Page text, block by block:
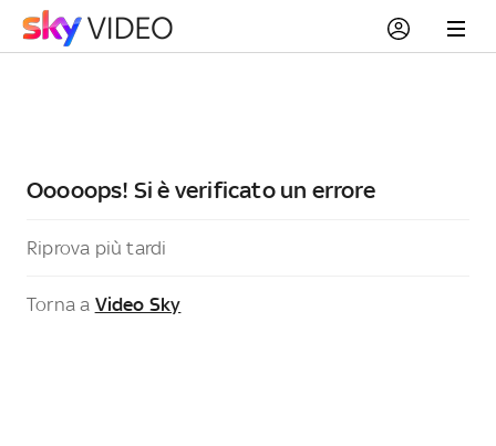
Ooooops! Si è verificato un errore
Riprova più tardi
Torna a Video Sky